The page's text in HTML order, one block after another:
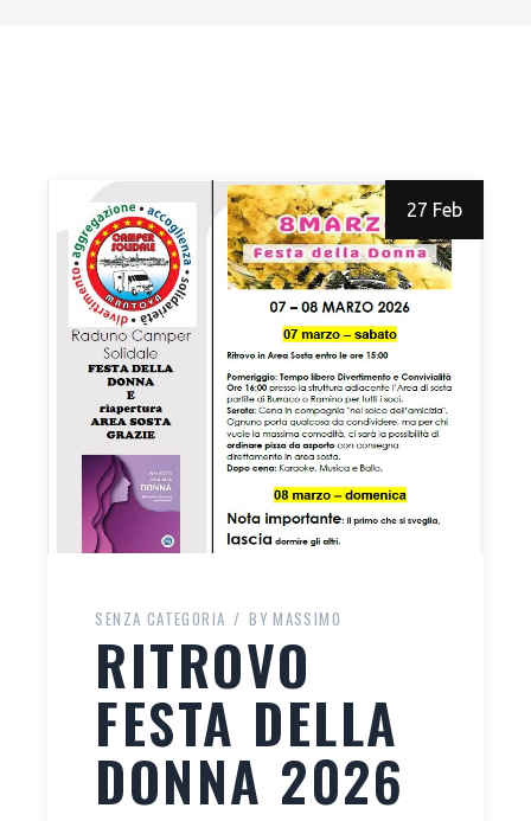
27 Feb
SENZA CATEGORIA BY MASSIMO
RITROVO
FESTA DELLA
DONNA 2026